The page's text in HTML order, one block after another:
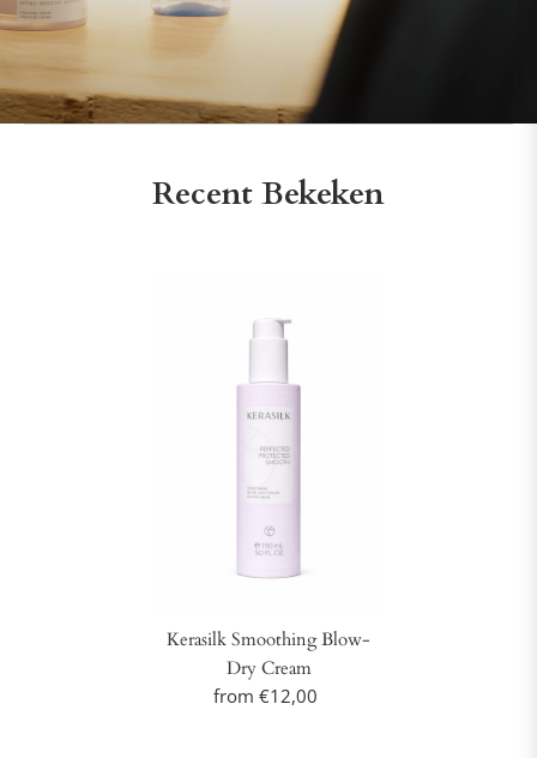
Recent Bekeken
Kerasilk Smoothing Blow-
Dry Cream
from €12,00